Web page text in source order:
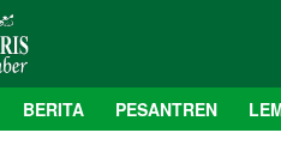
BERITA PESANTREN